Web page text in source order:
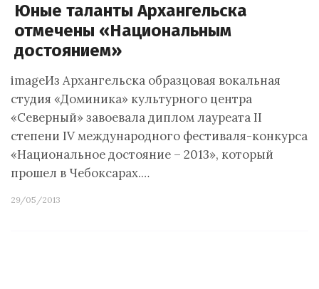
Юные таланты Архангельска
отмечены «Национальным
достоянием»
imageИз Архангельска образцовая вокальная
студия «Доминика» культурного центра
«Северный» завоевала диплом лауреата II
степени IV международного фестиваля-конкурса
«Национальное достояние – 2013», который
прошел в Чебоксарах.…
29/05/2013